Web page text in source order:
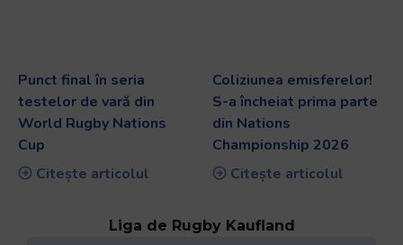
Punct final în seria
testelor de vară din
World Rugby Nations
Cup
Citește articolul
Coliziunea emisferelor!
S-a încheiat prima parte
din Nations
Championship 2026
Citește articolul
Liga de Rugby Kaufland